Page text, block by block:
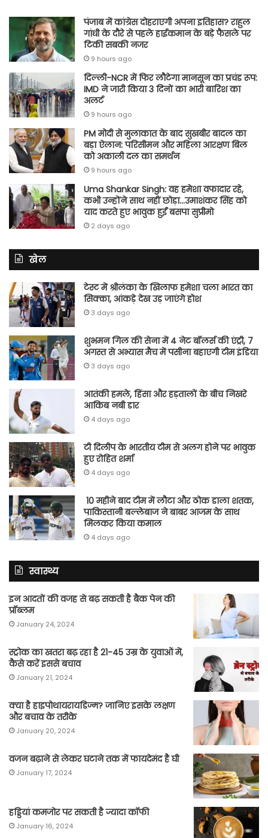
पंजाब में कांग्रेस दोहराएगी अपना इतिहास? राहुल
गांधी के दौरे से पहले हाईकमान के बड़े फैसले पर
टिकी सबकी नजर
9 hours ago
दिल्ली-NCR में फिर लौटेगा मानसून का प्रचंड रूप:
IMD ने जारी किया 3 दिनों का भारी बारिश का
अलर्ट
9 hours ago
PM मोदी से मुलाकात के बाद सुखबीर बादल का
बड़ा ऐलान: परिसीमन और महिला आरक्षण बिल
को अकाली दल का समर्थन
9 hours ago
Uma Shankar Singh: वह हमेशा वफादार रहे,
कभी उन्होंने साथ नहीं छोड़ा…उमाशंकर सिंह को
याद करते हुए भावुक हुईं बसपा सुप्रीमो
2 days ago
खेल
टेस्ट में श्रीलंका के खिलाफ हमेशा चला भारत का
सिक्का, आंकड़े देख उड़ जाएंगे होश
3 days ago
शुभमन गिल की सेना में 4 नेट बॉलर्स की एंट्री, 7
अगस्त से अभ्यास मैच में पसीना बहाएगी टीम इंडिया
3 days ago
आतंकी हमले, हिंसा और हड़तालों के बीच निखरे
आकिब नबी डार
4 days ago
टी दिलीप के भारतीय टीम से अलग होने पर भावुक
हुए रोहित शर्मा
4 days ago
10 महीने बाद टीम में लौटा और ठोक डाला शतक,
पाकिस्तानी बल्लेबाज ने बाबर आजम के साथ
मिलकर किया कमाल
4 days ago
स्वास्थ्य
इन आदतों की वजह से बढ़ सकती है बैक पेन की
प्रॉब्लम
January 24, 2024
स्ट्रोक का खतरा बढ़ रहा है 21-45 उम्र के युवाओं में,
कैसे करें इससे बचाव
January 21, 2024
क्या है हाइपोथायरायडिज्म? जानिए इसके लक्षण
और बचाव के तरीके
January 20, 2024
वजन बढ़ाने से लेकर घटाने तक में फायदेमंद है घी
January 17, 2024
हड्डियां कमजोर पर सकती है ज्यादा कॉफी
January 16, 2024